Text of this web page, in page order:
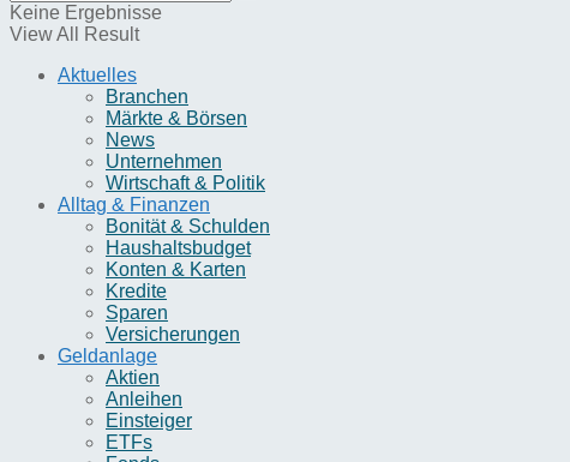
Keine Ergebnisse
View All Result
Aktuelles
Branchen
Märkte & Börsen
News
Unternehmen
Wirtschaft & Politik
Alltag & Finanzen
Bonität & Schulden
Haushaltsbudget
Konten & Karten
Kredite
Sparen
Versicherungen
Geldanlage
Aktien
Anleihen
Einsteiger
ETFs